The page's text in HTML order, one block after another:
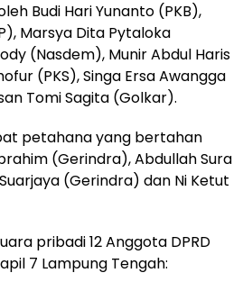
Budi Hari Yunanto (PKB),
Marsya Dita Pytaloka
(Nasdem), Munir Abdul Haris
(PKS), Singa Ersa Awangga
Tomi Sagita (Golkar).
petahana yang bertahan
(Gerindra), Abdullah Sura
(Gerindra) dan Ni Ketut
pribadi 12 Anggota DPRD
7 Lampung Tengah: